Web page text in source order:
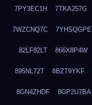
7PY3EC1H 7TKA257G
7WZCNQ7C 7YHSQGPE
82LF82LT 866X8P4W
895NL72T 8BZT9YKF
8GN4ZHDF 8GP2U7BA